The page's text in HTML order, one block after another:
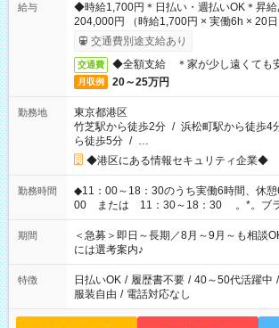
給与
◆時給1,700円＊日払い・週払いOK＊昇
204,000円 （時給1,700円 × 実働6h × 20日
交通費別途支給あり
交通費 ◆全額支給 ＊家が少し遠くても
月収例 20～25万円
勤務地
東京都港区
竹芝駅から徒歩2分 / 浜松町駅から徒歩4
ら徒歩5分 / …
◆港区にある情報セキュリティ企業◆
勤務時間
◆11：00～18：30のうち実働6時間、休
00 または 11：30～18：30 。*。ブランクOK！。*。 例え
ば前職が、 在宅/財団法人/事務/コールセ
スタッフ スイーツ販売/ホテルフロント/
業界から入社して活躍されています♪
期間
＜急募＞即日～長期／8月～9月～も相談
には選考案内♪
特徴 日払いOK / 履歴書不要 / 40～50代活躍中 /
服装自由 / 電話対応なし